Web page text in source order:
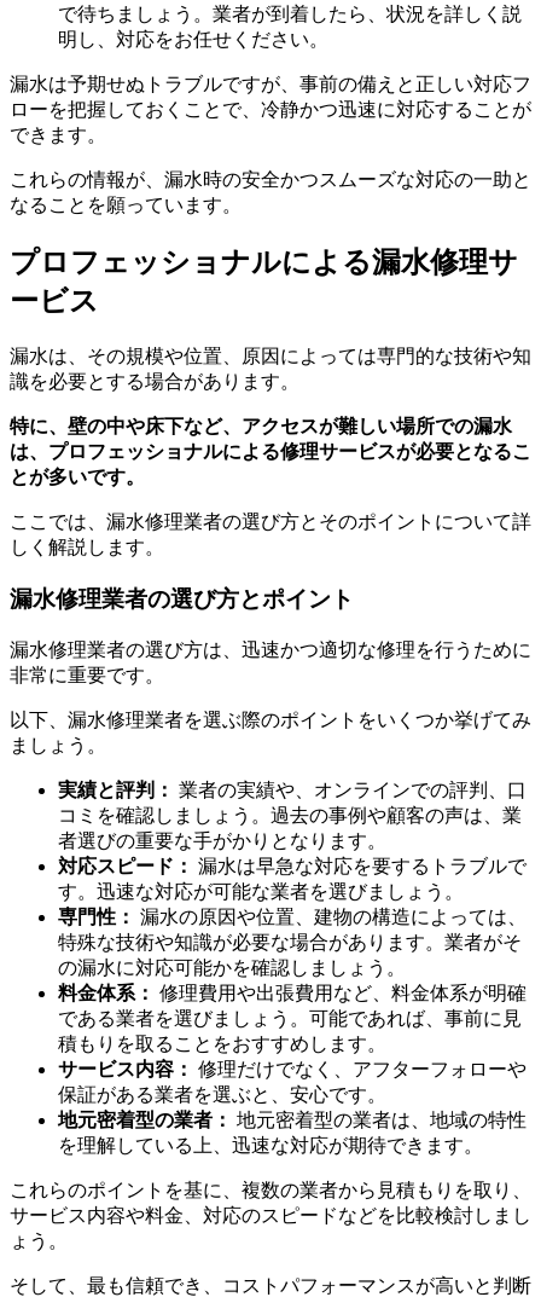
で待ちましょう。業者が到着したら、状況を詳しく説
明し、対応をお任せください。
漏水は予期せぬトラブルですが、事前の備えと正しい対応フ
ローを把握しておくことで、冷静かつ迅速に対応することが
できます。
これらの情報が、漏水時の安全かつスムーズな対応の一助と
なることを願っています。
プロフェッショナルによる漏水修理サ
ービス
漏水は、その規模や位置、原因によっては専門的な技術や知
識を必要とする場合があります。
特に、壁の中や床下など、アクセスが難しい場所での漏水
は、プロフェッショナルによる修理サービスが必要となるこ
とが多いです。
ここでは、漏水修理業者の選び方とそのポイントについて詳
しく解説します。
漏水修理業者の選び方とポイント
漏水修理業者の選び方は、迅速かつ適切な修理を行うために
非常に重要です。
以下、漏水修理業者を選ぶ際のポイントをいくつか挙げてみ
ましょう。
実績と評判： 業者の実績や、オンラインでの評判、口
コミを確認しましょう。過去の事例や顧客の声は、業
者選びの重要な手がかりとなります。
対応スピード： 漏水は早急な対応を要するトラブルで
す。迅速な対応が可能な業者を選びましょう。
専門性： 漏水の原因や位置、建物の構造によっては、
特殊な技術や知識が必要な場合があります。業者がそ
の漏水に対応可能かを確認しましょう。
料金体系： 修理費用や出張費用など、料金体系が明確
である業者を選びましょう。可能であれば、事前に見
積もりを取ることをおすすめします。
サービス内容： 修理だけでなく、アフターフォローや
保証がある業者を選ぶと、安心です。
地元密着型の業者： 地元密着型の業者は、地域の特性
を理解している上、迅速な対応が期待できます。
これらのポイントを基に、複数の業者から見積もりを取り、
サービス内容や料金、対応のスピードなどを比較検討しまし
ょう。
そして、最も信頼でき、コストパフォーマンスが高いと判断